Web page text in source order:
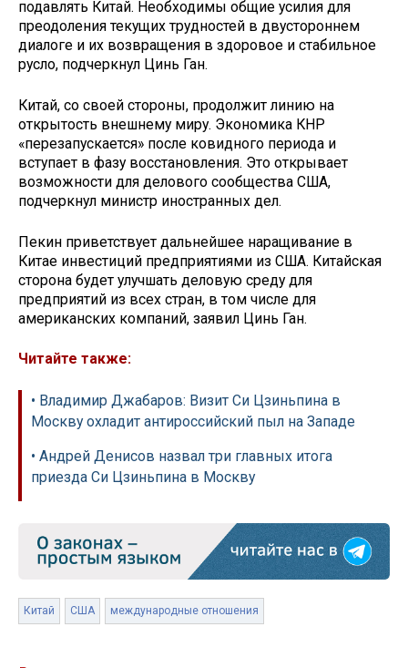
подавлять Китай. Необходимы общие усилия для
преодоления текущих трудностей в двустороннем
диалоге и их возвращения в здоровое и стабильное
русло, подчеркнул Цинь Ган.
Китай, со своей стороны, продолжит линию на
открытость внешнему миру. Экономика КНР
«перезапускается» после ковидного периода и
вступает в фазу восстановления. Это открывает
возможности для делового сообщества США,
подчеркнул министр иностранных дел.
Пекин приветствует дальнейшее наращивание в
Китае инвестиций предприятиями из США. Китайская
сторона будет улучшать деловую среду для
предприятий из всех стран, в том числе для
американских компаний, заявил Цинь Ган.
Читайте также:
• Владимир Джабаров: Визит Си Цзиньпина в
Москву охладит антироссийский пыл на Западе
• Андрей Денисов назвал три главных итога
приезда Си Цзиньпина в Москву
Китай США международные отношения